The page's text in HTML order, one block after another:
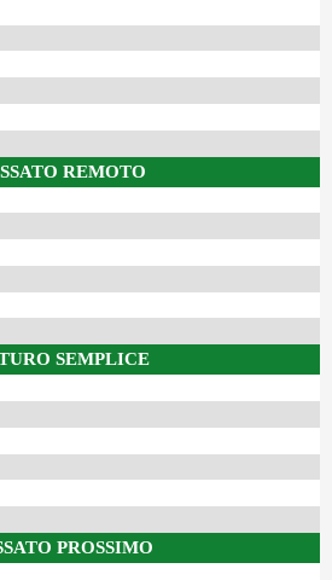
REMOTO
SEMPLICE
PROSSIMO